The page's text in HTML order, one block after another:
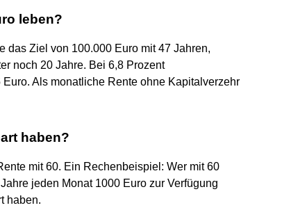
leben?
das Ziel von 100.000 Euro mit 47 Jahren,
noch 20 Jahre. Bei 6,8 Prozent
Als monatliche Rente ohne Kapitalverzehr
haben?
mit 60. Ein Rechenbeispiel: Wer mit 60
jeden Monat 1000 Euro zur Verfügung
haben.